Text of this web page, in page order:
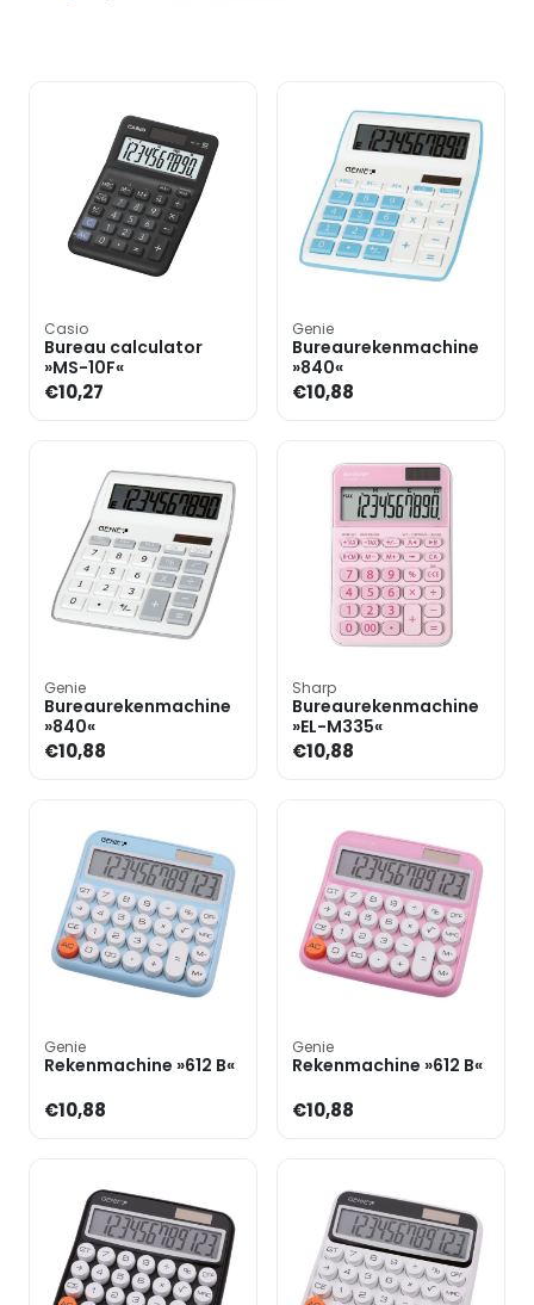
Casio
Bureau calculator
»MS-10F«
€10,27
Genie
Bureaurekenmachine
»840«
€10,88
Genie
Bureaurekenmachine
»840«
€10,88
Sharp
Bureaurekenmachine
»EL-M335«
€10,88
Genie
Rekenmachine »612 B«
€10,88
Genie
Rekenmachine »612 B«
€10,88